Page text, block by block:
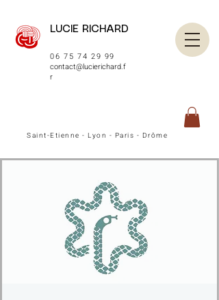
LUCIE RICHARD
06 75 74 29 99
contact@lucierichard.f
r
Saint-Etienne - Lyon - Paris - Drôme